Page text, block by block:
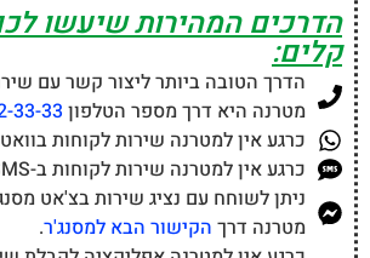
הדרכים המהירות שיעשו
קלים:
הדרך הטובה ביותר ליצור קשר עם
מטרנה היא דרך מספר הטלפון 33-33
כרגע אין למטרנה שירות לקוחות
כרגע אין למטרנה שירות לקוחות ב-SMS.
ניתן לשוחח עם נציג שירות בצ'אט
מטרנה דרך הקישור הבא למסנג'ר.